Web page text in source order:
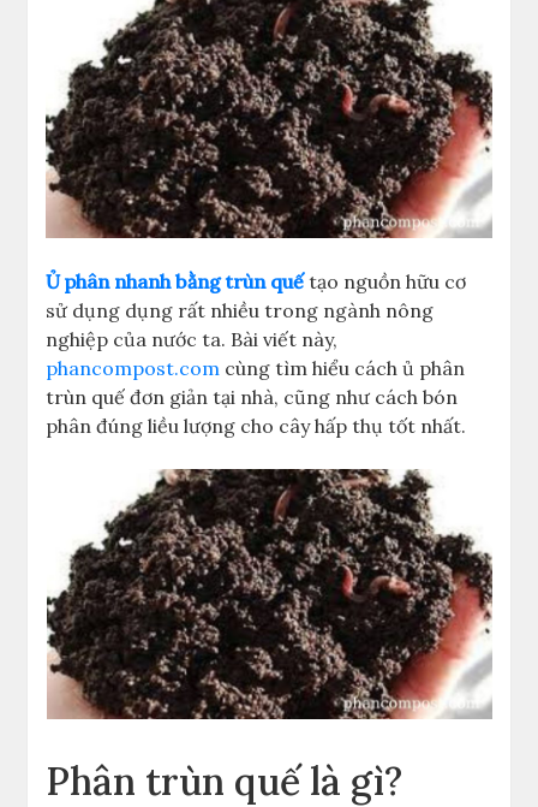
Ủ phân nhanh bằng trùn quế tạo nguồn hữu cơ
sử dụng dụng rất nhiều trong ngành nông
nghiệp của nước ta. Bài viết này,
phancompost.com cùng tìm hiểu cách ủ phân
trùn quế đơn giản tại nhà, cũng như cách bón
phân đúng liều lượng cho cây hấp thụ tốt nhất.
Phân trùn quế là gì?